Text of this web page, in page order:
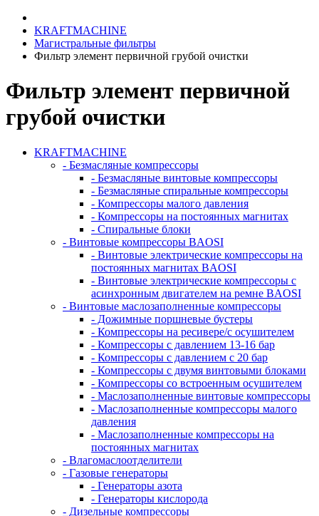
KRAFTMACHINE
Магистральные фильтры
Фильтр элемент первичной грубой очистки
Фильтр элемент первичной
грубой очистки
KRAFTMACHINE
- Безмасляные компрессоры
- Безмасляные винтовые компрессоры
- Безмасляные спиральные компрессоры
- Компрессоры малого давления
- Компрессоры на постоянных магнитах
- Спиральные блоки
- Винтовые компрессоры BAOSI
- Винтовые электрические компрессоры на
постоянных магнитах BAOSI
- Винтовые электрические компрессоры с
асинхронным двигателем на ремне BAOSI
- Винтовые маслозаполненные компрессоры
- Дожимные поршневые бустеры
- Компрессоры на ресивере/с осушителем
- Компрессоры с давлением 13-16 бар
- Компрессоры с давлением с 20 бар
- Компрессоры с двумя винтовыми блоками
- Компрессоры со встроенным осушителем
- Маслозаполненные винтовые компрессоры
- Маслозаполненные компрессоры малого
давления
- Маслозаполненные компрессоры на
постоянных магнитах
- Влагомаслоотделители
- Газовые генераторы
- Генераторы азота
- Генераторы кислорода
- Дизельные компрессоры